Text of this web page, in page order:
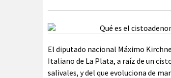
El diputado nacional Máximo
Italiano de La Plata, a raíz de un
salivales, y del que evoluciona de